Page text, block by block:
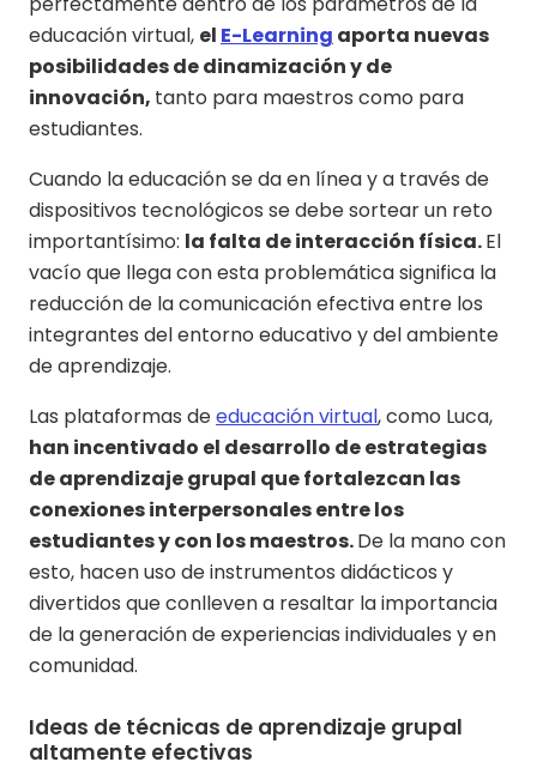
educación virtual, el E-Learning aporta nuevas
posibilidades de dinamización y de
innovación, tanto para maestros como para
estudiantes.
Cuando la educación se da en línea y a través de
dispositivos tecnológicos se debe sortear un reto
importantísimo: la falta de interacción física.El
vacío que llega con esta problemática significa la
reducción de la comunicación efectiva entre los
integrantes del entorno educativo y del ambiente
de aprendizaje.
Las plataformas deeducación virtual, como Luca,
han incentivado el desarrollo de estrategias
de aprendizaje grupal que fortalezcan las
conexiones interpersonales entre los
estudiantes y con los maestros.De la mano con
esto, hacen uso de instrumentos didácticos y
divertidos que conlleven a resaltar la importancia
de la generación de experiencias individuales y en
comunidad.
Ideas de técnicas de aprendizaje grupal
altamente efectivas